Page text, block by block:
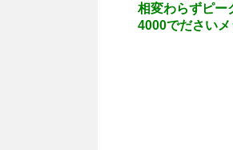
相変わらずピー
4000でださい